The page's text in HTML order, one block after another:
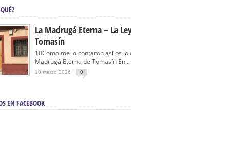
La Madrugá Eterna – La Leyenda De
Tomasín
10Como me lo contaron así os lo cuento… La
Madrugá Eterna de Tomasín En...
10 marzo 2026 0
EN FACEBOOK